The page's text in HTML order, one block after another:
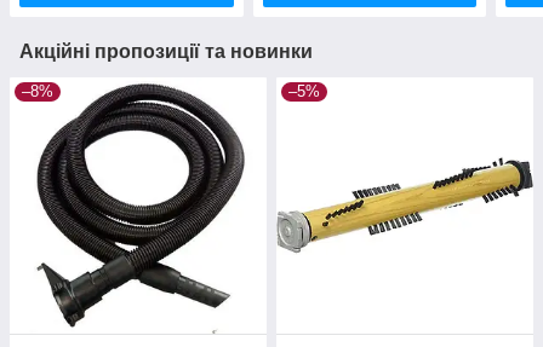
Акційні пропозиції та новинки
–8% –5%